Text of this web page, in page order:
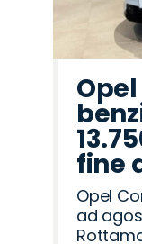
fine
Opel
ad